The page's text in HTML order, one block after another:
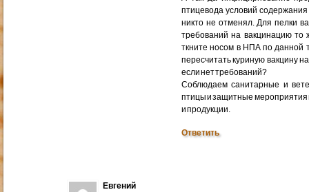
птицевода условий
никто не отменял. Для пелки
требований на вакцинацию
ткните носом в НПА по данной
пересчитать куриную вакцину
если нет требований?
Соблюдаем санитарные и
птицы и защитные мероприятия
и продукции.
Ответить
Евгений